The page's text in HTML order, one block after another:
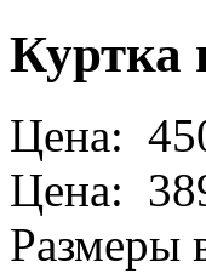
Куртка
Цена:
Цена:
Размеры